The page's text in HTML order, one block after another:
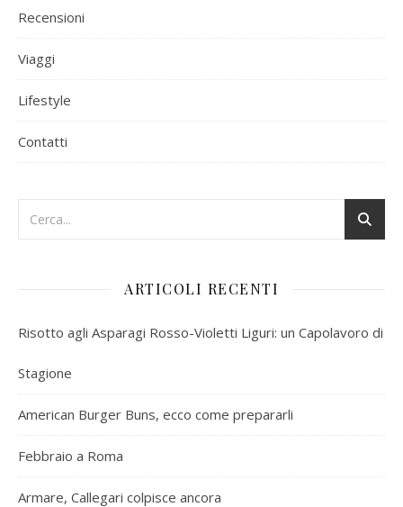
Recensioni
Viaggi
Lifestyle
Contatti
ARTICOLI RECENTI
Risotto agli Asparagi Rosso-Violetti Liguri: un Capolavoro di
Stagione
American Burger Buns, ecco come prepararli
Febbraio a Roma
Armare, Callegari colpisce ancora